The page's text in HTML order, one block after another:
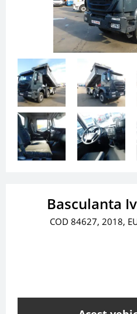
Basculanta
COD 84627, 2018,